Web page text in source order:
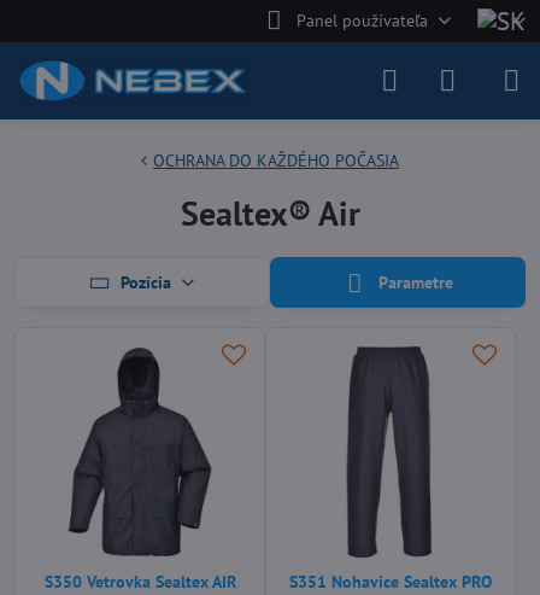
Panel používateľa
OCHRANA DO KAŽDÉHO POČASIA
Sealtex® Air
Pozícia Parametre
S350 Vetrovka Sealtex AIR S351 Nohavice Sealtex PRO